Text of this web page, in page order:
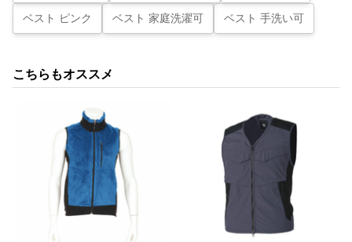
ベスト ピンク ベスト 家庭洗濯可 ベスト 手洗い可
こちらもオススメ